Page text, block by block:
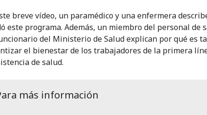
breve vídeo, un paramédico y una enfermera
este programa. Además, un miembro del personal de
del Ministerio de Salud explican por qué es
el bienestar de los trabajadores de la primera
de salud.
más información